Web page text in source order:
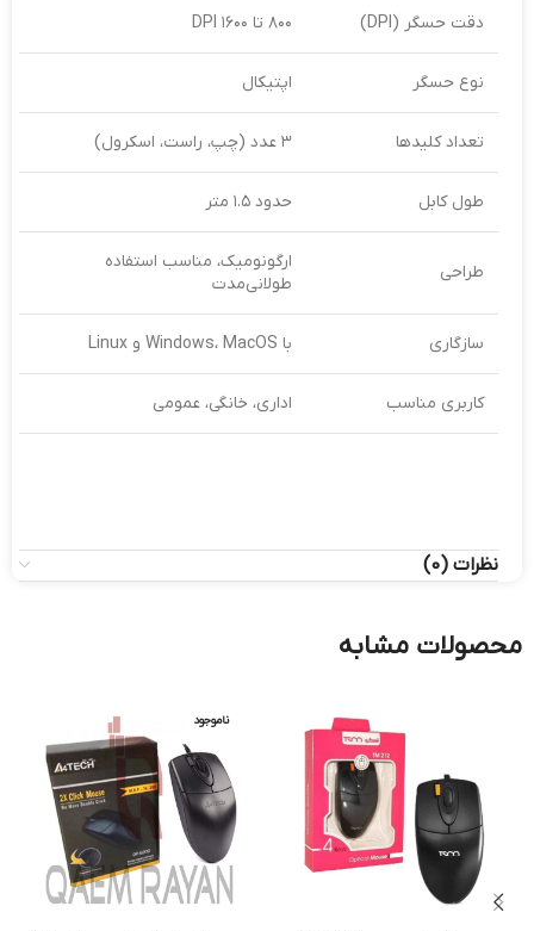
دقت حسگر (DPI) ۸۰۰ تا ۱۶۰۰ DPI
نوع حسگر اپتیکال
تعداد کلیدها ۳ عدد (چپ، راست، اسکرول)
طول کابل حدود ۱.۵ متر
طراحی
ارگونومیک، مناسب استفاده
طولانی‌مدت
سازگاری با Windows، MacOS و Linux
کاربری مناسب اداری، خانگی، عمومی
نظرات (0)
محصولات مشابه
ناموجود